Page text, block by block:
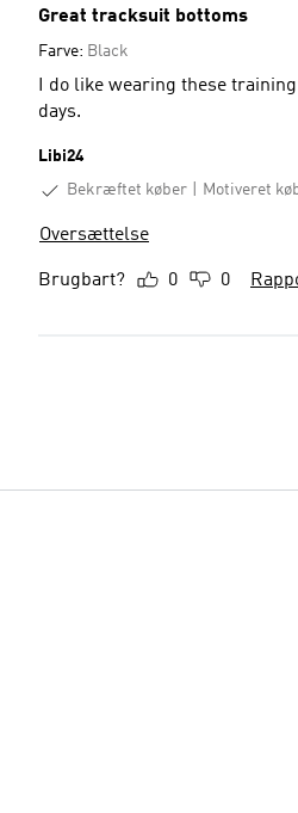
Great tracksuit bottoms
Farve: Black
I do like wearing these
days.
Libi24
Bekræftet køber
Motiveret
Oversættelse
Brugbart? 0 0